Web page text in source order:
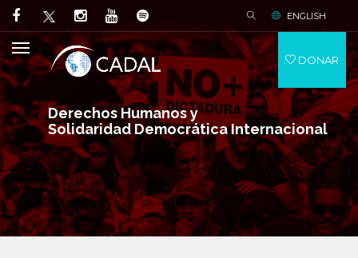
Derechos Humanos y
Solidaridad Democrática Internacional
ENGLISH
DONAR